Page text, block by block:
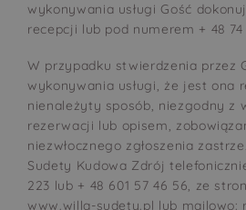
wykonywania usługi Gość
recepcji lub pod numerem + 48 74
W przypadku stwierdzenia przez
wykonywania usługi, że jest ona
nienależyty sposób, niezgodny z
rezerwacji lub opisem,
niezwłocznego zgłoszenia
Sudety Kudowa Zdrój
223 lub + 48 601 57 46 56, ze
www.willa-sudety.pl lub mailowo: